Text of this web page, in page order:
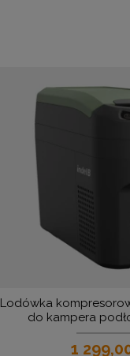
Lodówka
do kampera
1